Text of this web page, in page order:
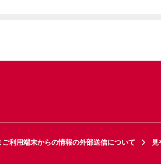
ご利用端末からの情報の外部送信について
見